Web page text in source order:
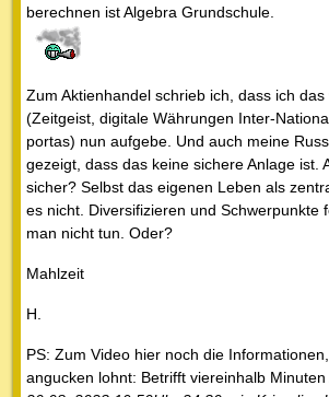
berechnen ist Algebra Grundschule.
Zum Aktienhandel schrieb ich, dass ich
(Zeitgeist, digitale Währungen Inter-
portas) nun aufgebe. Und auch meine
gezeigt, dass das keine sichere Anlage ist.
sicher? Selbst das eigenen Leben als
es nicht. Diversifizieren und Schwerpunkte
man nicht tun. Oder?
Mahlzeit
H.
PS: Zum Video hier noch die
angucken lohnt: Betrifft viereinhalb